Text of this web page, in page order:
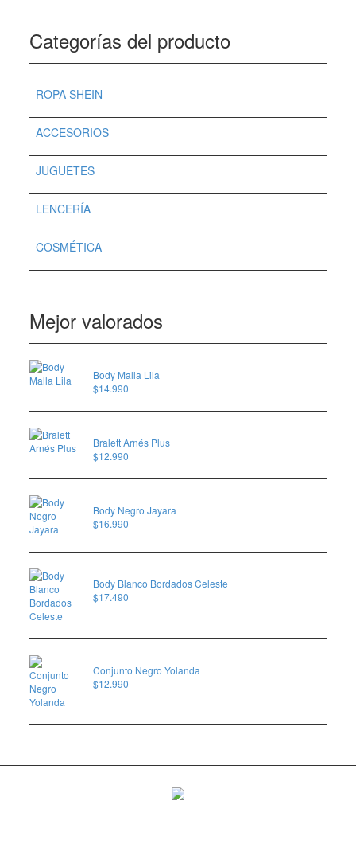
Categorías del producto
ROPA SHEIN
ACCESORIOS
JUGUETES
LENCERÍA
COSMÉTICA
Mejor valorados
Body Malla Lila
$14.990
Bralett Arnés Plus
$12.990
Body Negro Jayara
$16.990
Body Blanco Bordados Celeste
$17.490
Conjunto Negro Yolanda
$12.990